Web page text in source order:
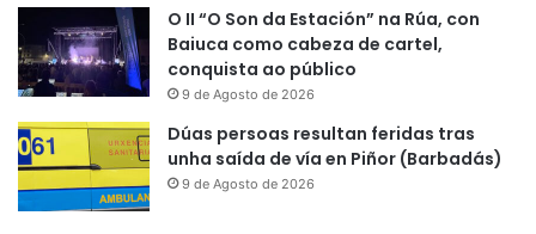
O II “O Son da Estación” na Rúa, con
Baiuca como cabeza de cartel,
conquista ao público
9 de Agosto de 2026
Dúas persoas resultan feridas tras
unha saída de vía en Piñor (Barbadás)
9 de Agosto de 2026